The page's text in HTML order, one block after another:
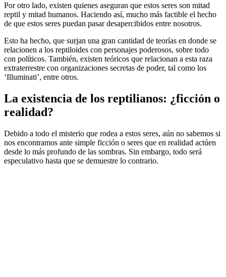
Por otro lado, existen quienes aseguran que estos seres son mitad
reptil y mitad humanos. Haciendo así, mucho más factible el hecho
de que estos seres puedan pasar desapercibidos entre nosotros.
Esto ha hecho, que surjan una gran cantidad de teorías en donde se
relacionen a los reptiloides con personajes poderosos, sobre todo
con políticos. También, existen teóricos que relacionan a esta raza
extraterrestre con organizaciones secretas de poder, tal como los
‘Illuminati’, entre otros.
La existencia de los reptilianos: ¿ficción o
realidad?
Debido a todo el misterio que rodea a estos seres, aún no sabemos si
nos encontramos ante simple ficción o seres que en realidad actúen
desde lo más profundo de las sombras. Sin embargo, todo será
especulativo hasta que se demuestre lo contrario.